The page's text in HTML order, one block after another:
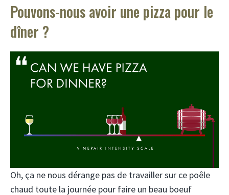
Pouvons-nous avoir une pizza pour le
dîner ?
Oh, ça ne nous dérange pas de travailler sur ce poêle
chaud toute la journée pour faire un beau boeuf